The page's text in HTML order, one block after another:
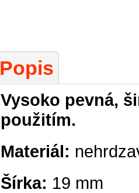
Popis
Vysoko pevná,
použitím.
Materiál:
Šírka: 19 mm